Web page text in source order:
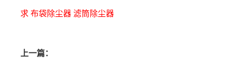
求 布袋除尘器 滤筒除尘器
上一篇：